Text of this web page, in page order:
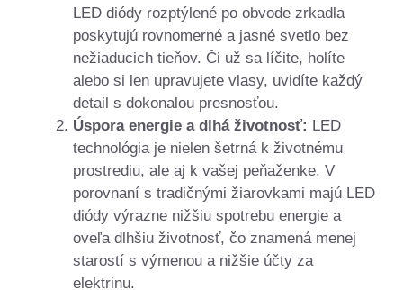
LED diódy rozptýlené po obvode zrkadla
poskytujú rovnomerné a jasné svetlo bez
nežiaducich tieňov. Či už sa líčite, holíte
alebo si len upravujete vlasy, uvidíte každý
detail s dokonalou presnosťou.
Úspora energie a dlhá životnosť: LED
technológia je nielen šetrná k životnému
prostrediu, ale aj k vašej peňaženke. V
porovnaní s tradičnými žiarovkami majú LED
diódy výrazne nižšiu spotrebu energie a
oveľa dlhšiu životnosť, čo znamená menej
starostí s výmenou a nižšie účty za
elektrinu.